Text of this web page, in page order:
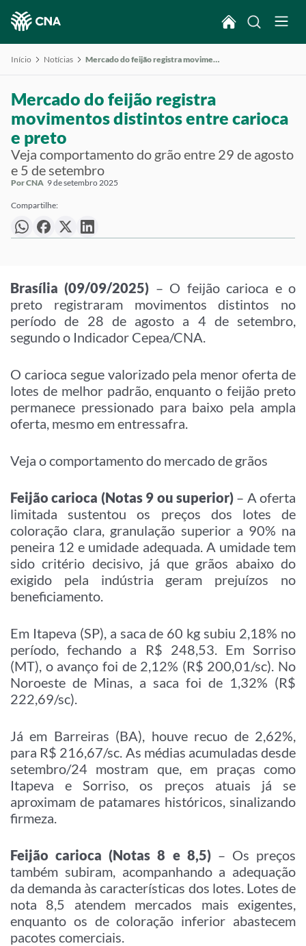
Início Notícias Mercado do feijão registra movimentos distintos entre carioca e preto
Mercado do feijão registra
movimentos distintos entre carioca
e preto
Veja comportamento do grão entre 29 de agosto
e 5 de setembro
Por CNA 9 de setembro 2025
Compartilhe:
Brasília (09/09/2025) – O feijão carioca e o
preto registraram movimentos distintos no
período de 28 de agosto a 4 de setembro,
segundo o Indicador Cepea/CNA.
O carioca segue valorizado pela menor oferta de
lotes de melhor padrão, enquanto o feijão preto
permanece pressionado para baixo pela ampla
oferta, mesmo em entressafra.
Veja o comportamento do mercado de grãos
Feijão carioca (Notas 9 ou superior)– A oferta
limitada sustentou os preços dos lotes de
coloração clara, granulação superior a 90% na
peneira 12 e umidade adequada. A umidade tem
sido critério decisivo, já que grãos abaixo do
exigido pela indústria geram prejuízos no
beneficiamento.
Em Itapeva (SP), a saca de 60 kg subiu 2,18% no
período, fechando a R$ 248,53. Em Sorriso
(MT), o avanço foi de 2,12% (R$ 200,01/sc). No
Noroeste de Minas, a saca foi de 1,32% (R$
222,69/sc).
Já em Barreiras (BA), houve recuo de 2,62%,
para R$ 216,67/sc. As médias acumuladas desde
setembro/24 mostram que, em praças como
Itapeva e Sorriso, os preços atuais já se
aproximam de patamares históricos, sinalizando
firmeza.
Feijão carioca (Notas 8 e 8,5)– Os preços
também subiram, acompanhando a adequação
da demanda às características dos lotes. Lotes de
nota 8,5 atendem mercados mais exigentes,
enquanto os de coloração inferior abastecem
pacotes comerciais.